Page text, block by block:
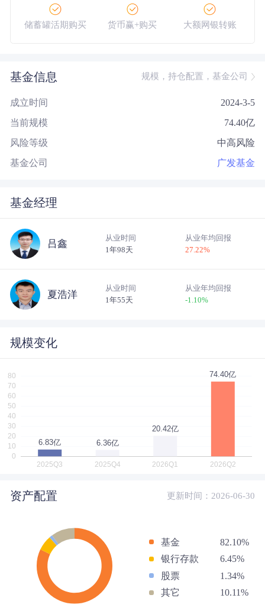
储蓄罐活期购买 货币赢+购买 大额网银转账
基金信息 规模，持仓配置，基金公司
成立时间 2024-3-5
当前规模 74.40亿
风险等级 中高风险
基金公司 广发基金
基金经理
吕鑫
从业时间
1年98天
从业年均回报
27.22%
夏浩洋
从业时间
1年55天
从业年均回报
-1.10%
规模变化
资产配置 更新时间：2026-06-30
基金
82.10%
银行存款
6.45%
股票
1.34%
其它
10.11%